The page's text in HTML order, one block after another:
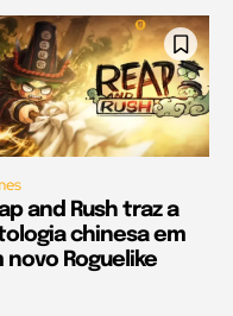
and Rush traz a
chinesa em
novo Roguelike